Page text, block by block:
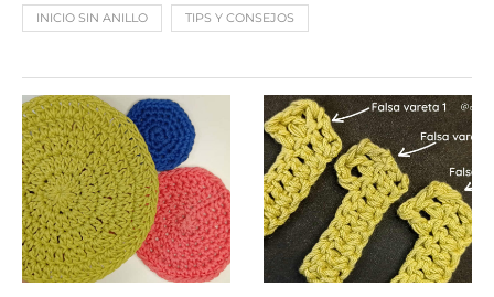
INICIO SIN ANILLO TIPS Y CONSEJOS